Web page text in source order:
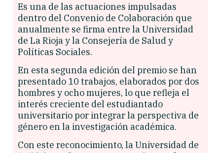
Es una de las actuaciones impulsadas
dentro del Convenio de Colaboración que
anualmente se firma entre la Universidad
de La Rioja y la Consejería de Salud y
Políticas Sociales.
En esta segunda edición del premio se han
presentado 10 trabajos, elaborados por dos
hombres y ocho mujeres, lo que refleja el
interés creciente del estudiantado
universitario por integrar la perspectiva de
género en la investigación académica.
Con este reconocimiento, la Universidad de